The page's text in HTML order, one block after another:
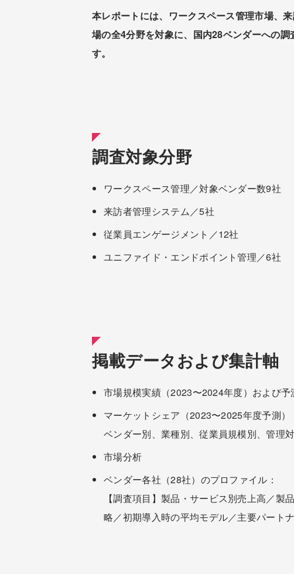
本レポートには、ワークスペース管理市場、
場の全4分野を対象に、国内28ベンダーへの
す。
調査対象分野
ワークスペース管理／対象ベンダー数9社
来訪者管理システム／5社
従業員エンゲージメント／12社
ユニファイド・エンドポイント管理／6社
掲載データおよび集計軸
市場規模実績（2023〜2024年度）および予
マーケットシェア（2023〜2025年度予測）
ベンダー別、業種別、従業員規模別、管理
市場分析
ベンダー各社（28社）のプロファイル：
【調査項目】製品・サービス別売上高／
略／初期導入時の平均モデル／主要パー